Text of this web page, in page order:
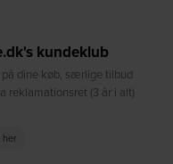
kundeklub
på dine køb, særlige tilbud
reklamationsret (3 år i alt)
her